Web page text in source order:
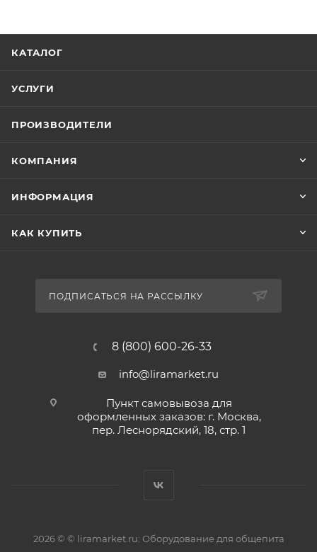
КАТАЛОГ
УСЛУГИ
ПРОИЗВОДИТЕЛИ
КОМПАНИЯ
ИНФОРМАЦИЯ
КАК КУПИТЬ
ПОДПИСАТЬСЯ НА РАССЫЛКУ
8 (800) 600-26-33
info@liramarket.ru
Пункт самовывоза для
оформленных заказов: г. Москва,
пер. Леснорядский, 18, стр. 1
2026 © © liramarket.ru: Оборудование для общепита